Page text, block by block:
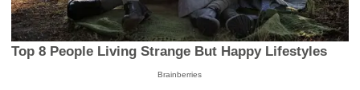
Top 8 People Living Strange But Happy Lifestyles
Brainberries